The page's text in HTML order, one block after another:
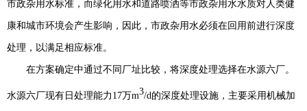
市政杂用水标准，而绿化用水和道路喷洒等市政杂用水水质对人类健
康和城市环境会产生影响，因此，市政杂用水必须在回用前进行深度
处理，以满足相应标准。
在方案确定中通过不同厂址比较，将深度处理选择在水源六厂。
水源六厂现有日处理能力 17万m3/d的深度处理设施，主要采用机械加